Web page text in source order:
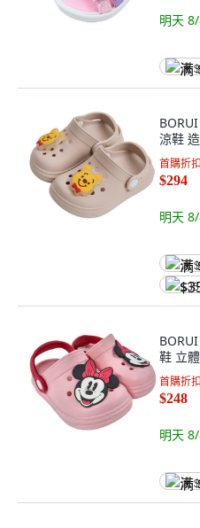
明天
满
涼鞋
首購折
$294
明天
满
鞋 立
首購折
$248
明天
满